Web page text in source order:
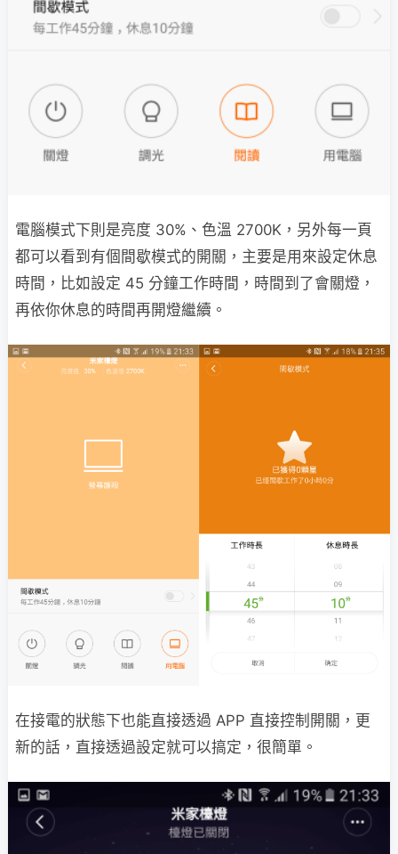
電腦模式下則是亮度 30%、色溫 2700K，另外每一頁
都可以看到有個間歇模式的開關，主要是用來設定休息
時間，比如設定 45 分鐘工作時間，時間到了會關燈，
再依你休息的時間再開燈繼續。
在接電的狀態下也能直接透過 APP 直接控制開關，更
新的話，直接透過設定就可以搞定，很簡單。